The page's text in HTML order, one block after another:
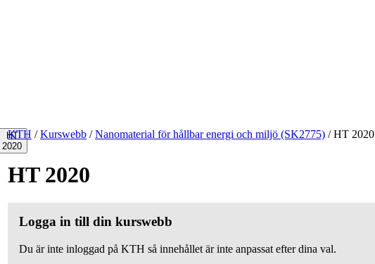
HT
2020
KTH / Kurswebb / Nanomaterial för hållbar energi och miljö (SK2775) /HT 2020
HT 2020
Logga in till din kurswebb
Du är inte inloggad på KTH så innehållet är inte anpassat efter dina val.